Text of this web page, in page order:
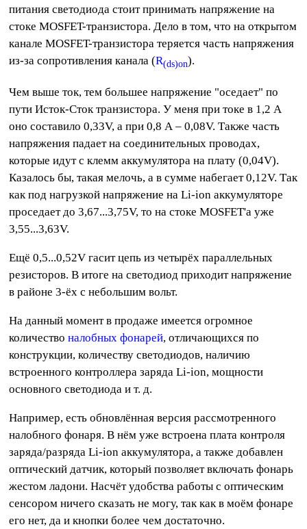
питания светодиода стоит принимать напряжение на
стоке MOSFET-транзистора. Дело в том, что на открытом
канале MOSFET-транзистора теряется часть напряжения
из-за сопротивления канала (R(ds)on).
Чем выше ток, тем большее напряжение "оседает" по
пути Исток-Сток транзистора. У меня при токе в 1,2 А
оно составило 0,33V, а при 0,8 А – 0,08V. Также часть
напряжения падает на соединительных проводах,
которые идут с клемм аккумулятора на плату (0,04V).
Казалось бы, такая мелочь, а в сумме набегает 0,12V. Так
как под нагрузкой напряжение на Li-ion аккумуляторе
проседает до 3,67...3,75V, то на стоке MOSFET'а уже
3,55...3,63V.
Ещё 0,5...0,52V гасит цепь из четырёх параллельных
резисторов. В итоге на светодиод приходит напряжение
в районе 3-ёх с небольшим вольт.
На данный момент в продаже имеется огромное
количествоналобных фонарей, отличающихся по
конструкции, количеству светодиодов, наличию
встроенного контроллера заряда Li-ion, мощности
основного светодиода и т. д.
Например, есть обновлённая версия рассмотренного
налобного фонаря. В нём уже встроена плата контроля
заряда/разряда Li-ion аккумулятора, а также добавлен
оптический датчик, который позволяет включать фонарь
жестом ладони. Насчёт удобства работы с оптическим
сенсором ничего сказать не могу, так как в моём фонаре
его нет, да и кнопки более чем достаточно.